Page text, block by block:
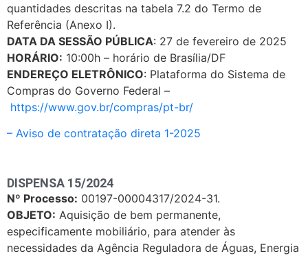
quantidades descritas na tabela 7.2 do Termo de
Referência (Anexo I).
DATA DA SESSÃO PÚBLICA: 27 de fevereiro de 2025
HORÁRIO: 10:00h – horário de Brasília/DF
ENDEREÇO ELETRÔNICO: Plataforma do Sistema de
Compras do Governo Federal –
https://www.gov.br/compras/pt-br/
– Aviso de contratação direta 1-2025
DISPENSA 15/2024
Nº Processo: 00197-00004317/2024-31.
OBJETO: Aquisição de bem permanente,
especificamente mobiliário, para atender às
necessidades da Agência Reguladora de Águas, Energia